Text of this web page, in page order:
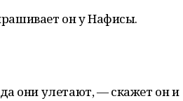
он у Нафисы.
они улетают, — скажет он и